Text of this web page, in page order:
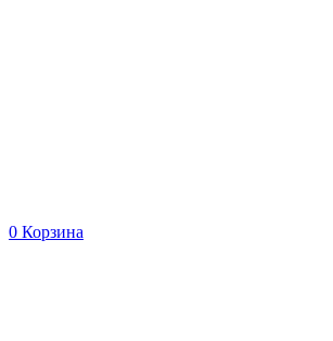
0 Корзина